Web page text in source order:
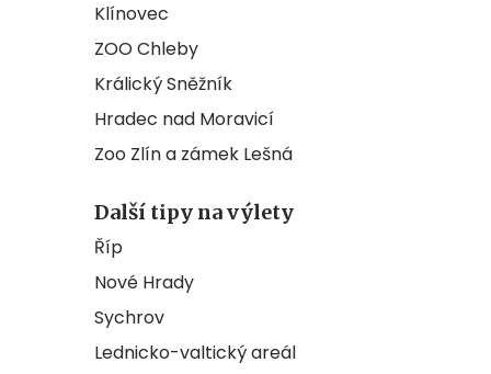
Klínovec
ZOO Chleby
Králický Sněžník
Hradec nad Moravicí
Zoo Zlín a zámek Lešná
Další tipy na výlety
Říp
Nové Hrady
Sychrov
Lednicko-valtický areál